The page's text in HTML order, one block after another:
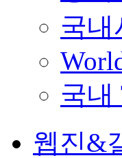
국내
국내
웹진&